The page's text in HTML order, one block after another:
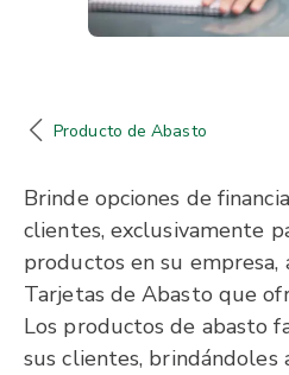
Brinde opciones de
clientes, exclusivamente
productos en su empresa,
Tarjetas de Abasto que
Los productos de abasto
sus clientes, brindándoles
Producto de Abasto